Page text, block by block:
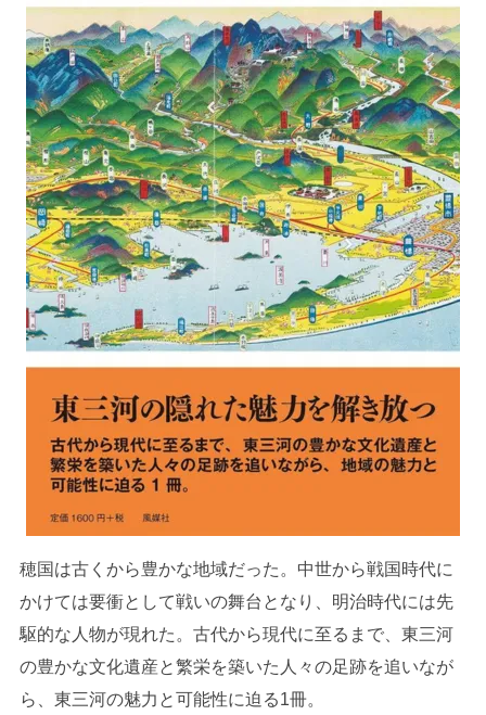
穂国は古くから豊かな地域だった。中世から戦国時代に
かけては要衝として戦いの舞台となり、明治時代には先
駆的な人物が現れた。古代から現代に至るまで、東三河
の豊かな文化遺産と繁栄を築いた人々の足跡を追いなが
ら、東三河の魅力と可能性に迫る1冊。